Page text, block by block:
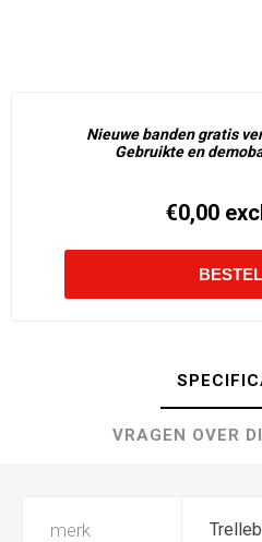
Nieuwe banden gratis
Gebruikte en
€0,00
VRAGEN OVER
merk